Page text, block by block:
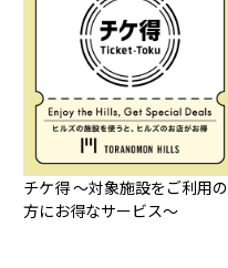
チケ得 ～対象施設をご利用の
方にお得なサービス～